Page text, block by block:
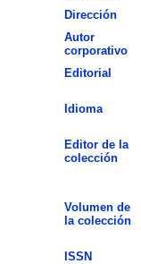
Dirección
Autor
corporativo
Editorial
Idioma
Editor de la
colección
Volumen de
la colección
ISSN